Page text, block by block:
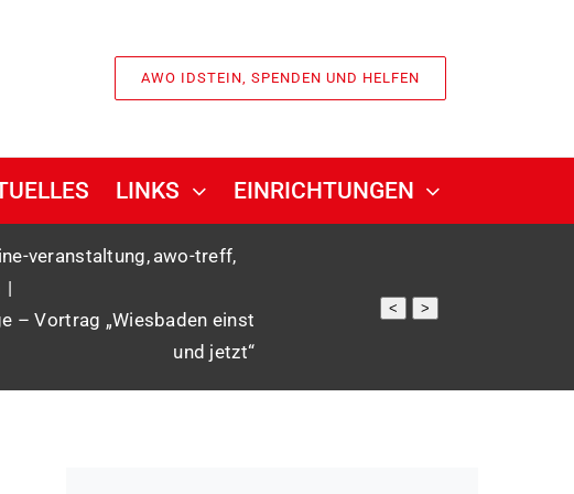
AWO IDSTEIN, SPENDEN UND HELFEN
LINKS EINRICHTUNGEN
veranstaltung awo-treff
– Vortrag „Wiesbaden einst
und jetzt“
< >